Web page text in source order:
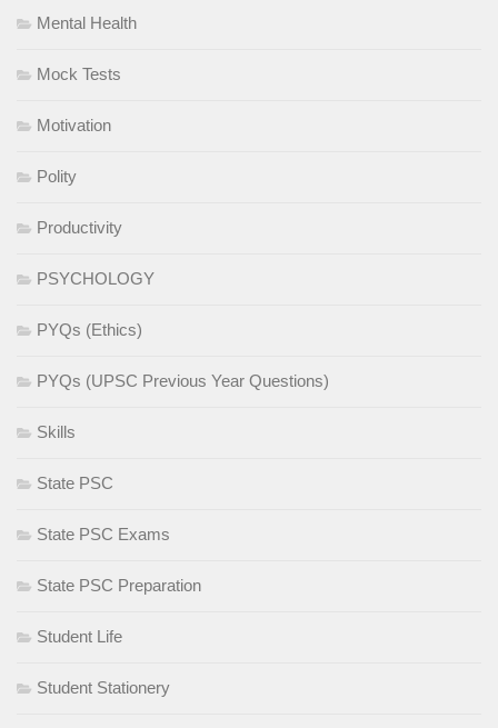
Mental Health
Mock Tests
Motivation
Polity
Productivity
PSYCHOLOGY
PYQs (Ethics)
PYQs (UPSC Previous Year Questions)
Skills
State PSC
State PSC Exams
State PSC Preparation
Student Life
Student Stationery